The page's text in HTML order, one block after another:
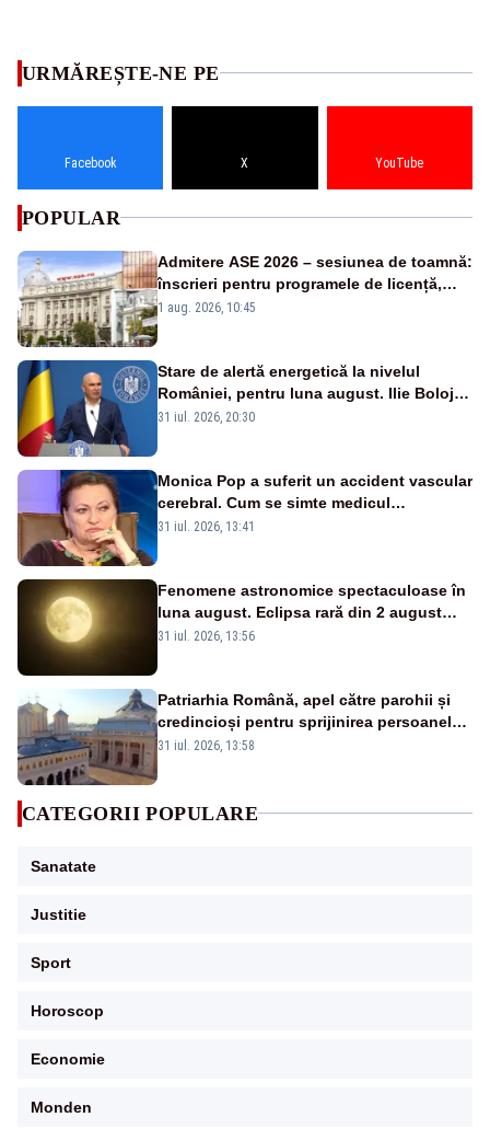
URMĂREȘTE-NE PE
Facebook X YouTube
POPULAR
Admitere ASE 2026 – sesiunea de toamnă:
înscrieri pentru programele de licență,
masterat și doctorat
1 aug. 2026, 10:45
Stare de alertă energetică la nivelul
României, pentru luna august. Ilie Bolojan
a anunțat importuri și posibile restricții –
31 iul. 2026, 20:30
Monica Pop a suferit un accident vascular
cerebral. Cum se simte medicul
oftalmolog
31 iul. 2026, 13:41
Fenomene astronomice spectaculoase în
luna august. Eclipsa rară din 2 august
2027, evenimentul pe care generația
31 iul. 2026, 13:56
Patriarhia Română, apel către parohii și
credincioși pentru sprijinirea persoanelor
afectate de caniculă:”Să distribuie apă
31 iul. 2026, 13:58
CATEGORII POPULARE
Sanatate
Justitie
Sport
Horoscop
Economie
Monden